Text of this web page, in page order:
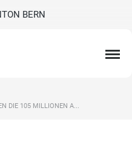
BERN
DIE 105 MILLIONEN A...